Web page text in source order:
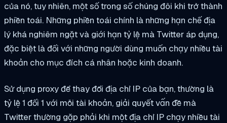
của nó, tuy nhiên, một số trong số chúng đôi khi trở thành
phiền toái. Những phiền toái chính là những hạn chế địa
lý khá nghiêm ngặt và giới hạn tỷ lệ mà Twitter áp dụng,
đặc biệt là đối với những người dùng muốn chạy nhiều tài
khoản cho mục đích cá nhân hoặc kinh doanh.
Sử dụng proxy để thay đổi địa chỉ IP của bạn, thường là
tỷ lệ 1 đối 1 với mỗi tài khoản, giải quyết vấn đề mà
Twitter thường gặp phải khi một địa chỉ IP chạy nhiều tài